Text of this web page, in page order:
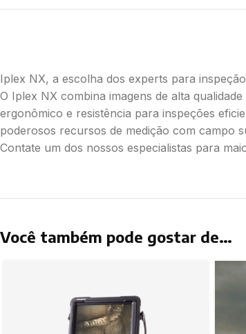
Iplex NX, a escolha dos experts para
O Iplex NX combina imagens de alta
ergonômico e resistência para inspeções
poderosos recursos de medição com campo
Contate um dos nossos especialistas para
Você também pode gostar de…